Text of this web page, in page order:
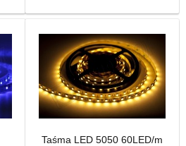
Taśma LED 5050 60LED/m